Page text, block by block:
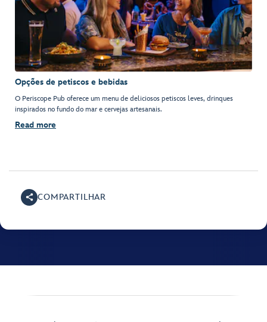
Opções de petiscos e bebidas
O Periscope Pub oferece um menu de deliciosos petiscos leves, drinques
inspirados no fundo do mar e cervejas artesanais.
Read more
COMPARTILHAR